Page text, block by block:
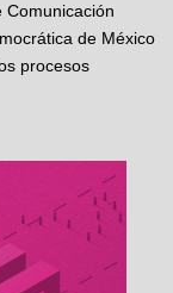
Comunicación
de México
procesos